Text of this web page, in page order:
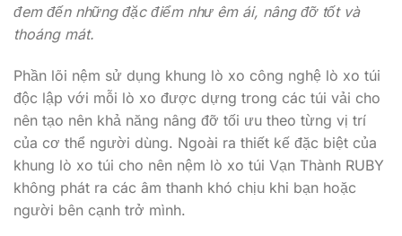
đem đến những đặc điểm như êm ái, nâng đỡ tốt và
thoáng mát.
Phần lõi nệm sử dụng khung lò xo công nghệ lò xo túi
độc lập với mỗi lò xo được dựng trong các túi vải cho
nên tạo nên khả năng nâng đỡ tối ưu theo từng vị trí
của cơ thể người dùng. Ngoài ra thiết kế đặc biệt của
khung lò xo túi cho nên nệm lò xo túi Vạn Thành RUBY
không phát ra các âm thanh khó chịu khi bạn hoặc
người bên cạnh trở mình.